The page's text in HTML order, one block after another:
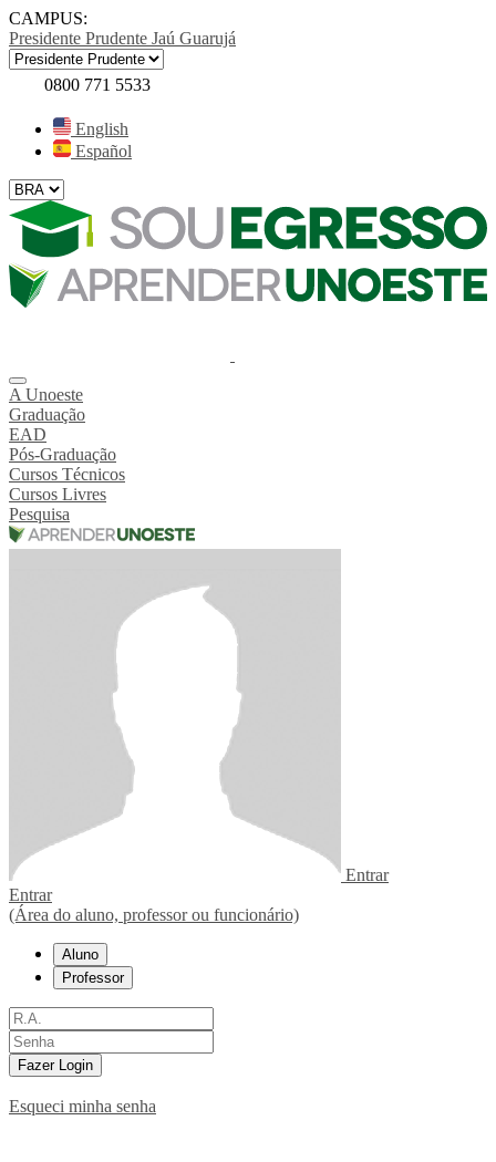
CAMPUS:
Presidente Prudente Jaú Guarujá
0800 771 5533
English
Español
A Unoeste
Graduação
EAD
Pós-Graduação
Cursos Técnicos
Cursos Livres
Pesquisa
Entrar
Entrar
(Área do aluno, professor ou funcionário)
Aluno
Professor
Fazer Login
Esqueci minha senha